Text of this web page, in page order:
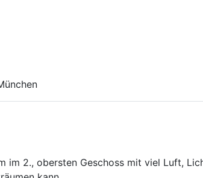
im 2., obersten Geschoss mit viel Luft,